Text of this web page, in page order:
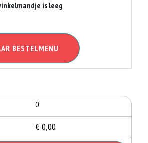
is leeg
BESTELMENU
0
€ 0,00